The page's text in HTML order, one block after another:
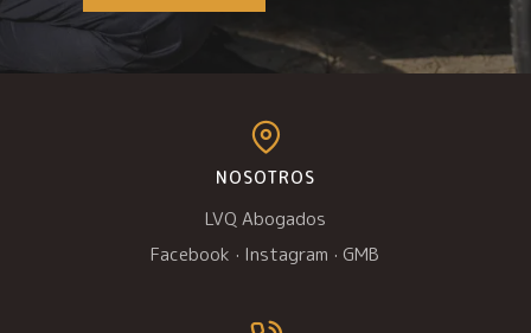
NOSOTROS
LVQ Abogados
Facebook · Instagram · GMB